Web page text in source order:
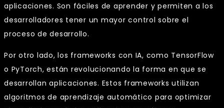
aplicaciones. Son fáciles de aprender y permiten a los
desarrolladores tener un mayor control sobre el
proceso de desarrollo.
Por otro lado, los frameworks con IA, como TensorFlow
o PyTorch, están revolucionando la forma en que se
desarrollan aplicaciones. Estos frameworks utilizan
algoritmos de aprendizaje automático para optimizar